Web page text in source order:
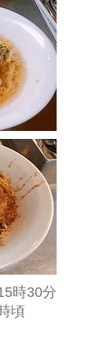
時30分
頃